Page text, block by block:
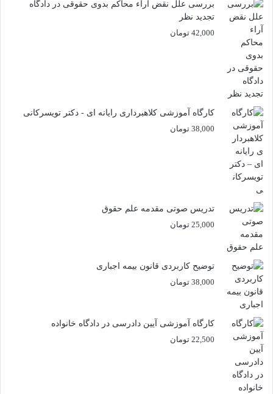
بررسی علل نقض آراء محاکم بدوی حقوقی در دادگاه
تجدید نظر
42,000 تومان
کارگاه آموزشی کلاهبرداری رایانه ای - دکتر تویسرکانی
38,000 تومان
تدریس صوتی مقدمه علم حقوق
25,000 تومان
توضیح کاربردی قانون بیمه اجباری
38,000 تومان
کارگاه آموزشی آیین دادرسی در دادگاه خانواده
22,500 تومان